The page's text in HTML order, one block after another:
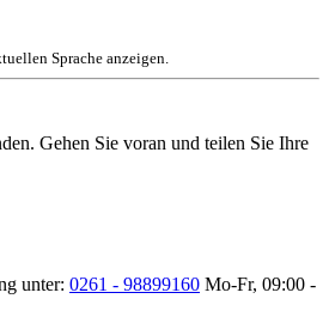
Sprache anzeigen.
Gehen Sie voran und teilen Sie Ihre
unter: 0261 - 98899160 Mo-Fr, 09:00 -